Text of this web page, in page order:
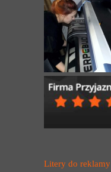
Litery do reklamy